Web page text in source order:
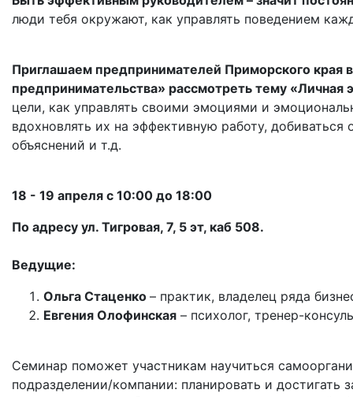
люди тебя окружают, как управлять поведением
Приглашаем предпринимателей Приморского края
предпринимательства» рассмотреть тему «Личная
цели, как управлять своими эмоциями и
вдохновлять их на эффективную работу,
объяснений и т.д.
18 - 19 апреля с 10:00 до 18:00
По адресу ул. Тигровая, 7, 5 эт, каб 508.
Ведущие:
Ольга Стаценко – практик, владелец ряда
Евгения Олофинская – психолог, тренер-
Семинар поможет участникам научиться
подразделении/компании: планировать и достигать